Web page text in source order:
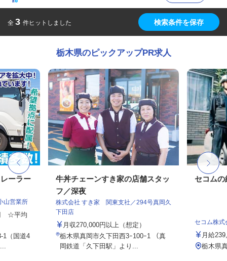
全 3 件ヒットしました 検索条件を保存
栃木県のピックアップPR求人
ーラー
山営業所
☆平均
1（国道4
牛丼チェーンすき家の店舗スタッ
フ／深夜
株式会社 すき家 関東支社／294号真岡久
下田店
月収270,000円以上（想定）
栃木県真岡市久下田西3ｰ100ｰ1 （真
岡鉄道「久下田駅」より...
セコムの
セコム株式
月給
栃木県